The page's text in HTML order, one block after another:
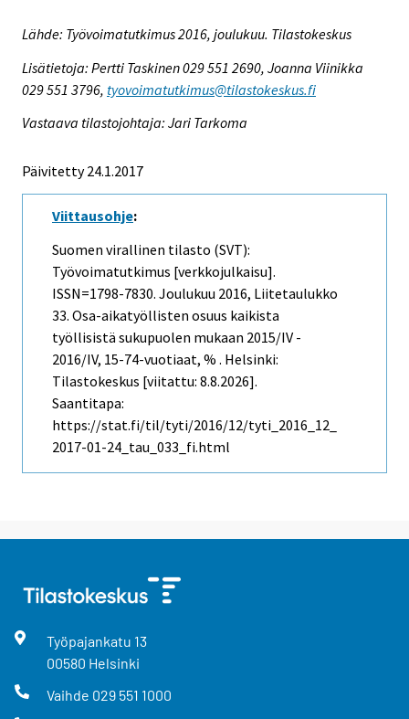
Lähde: Työvoimatutkimus 2016, joulukuu. Tilastokeskus
Lisätietoja: Pertti Taskinen 029 551 2690, Joanna Viinikka
029 551 3796, tyovoimatutkimus@tilastokeskus.fi
Vastaava tilastojohtaja: Jari Tarkoma
Päivitetty 24.1.2017
Viittausohje:
Suomen virallinen tilasto (SVT):
Työvoimatutkimus [verkkojulkaisu].
ISSN=1798-7830. Joulukuu 2016, Liitetaulukko
33. Osa-aikatyöllisten osuus kaikista
työllisistä sukupuolen mukaan 2015/IV -
2016/IV, 15-74-vuotiaat, % . Helsinki:
Tilastokeskus [viitattu: 8.8.2026].
Saantitapa:
https://stat.fi/til/tyti/2016/12/tyti_2016_12_
2017-01-24_tau_033_fi.html
Työpajankatu 13
00580 Helsinki
Vaihde 029 551 1000